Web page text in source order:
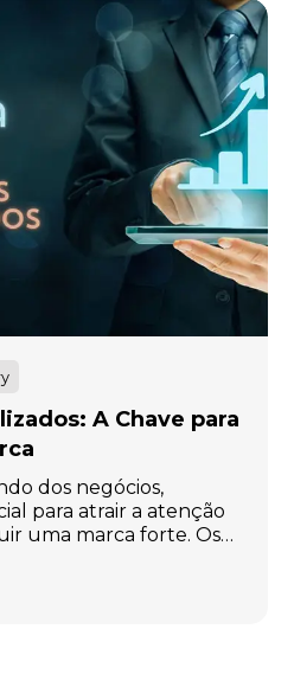
A Chave para
dos negócios,
para atrair a atenção
uma marca forte. Os…